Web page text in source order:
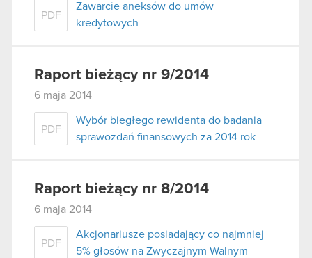
PDF
Zawarcie aneksów do umów
kredytowych
Raport bieżący nr 9/2014
6 maja 2014
PDF
Wybór biegłego rewidenta do badania
sprawozdań finansowych za 2014 rok
Raport bieżący nr 8/2014
6 maja 2014
PDF
Akcjonariusze posiadający co najmniej
5% głosów na Zwyczajnym Walnym